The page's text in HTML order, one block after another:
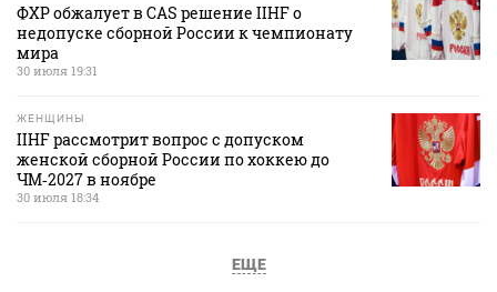
ФХР обжалует в CAS решение IIHF о
недопуске сборной России к чемпионату
мира
30 июля 19:31
ЖЕНЩИНЫ
IIHF рассмотрит вопрос с допуском
женской сборной России по хоккею до
ЧМ‑2027 в ноябре
30 июля 18:34
ЕЩЕ